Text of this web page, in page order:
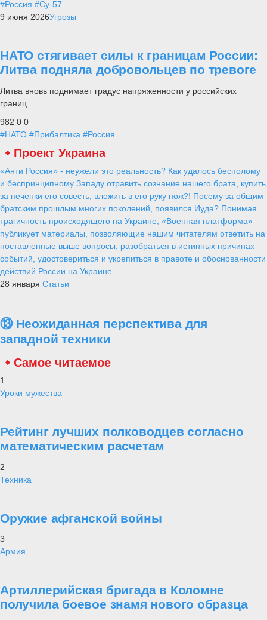
#Россия #Су-57
9 июня 2026Угрозы
НАТО стягивает силы к границам России:
Литва подняла добровольцев по тревоге
Литва вновь поднимает градус напряженности у российских
границ.
982 0 0
#НАТО #Прибалтика #Россия
Проект Украина
«Анти Россия» - неужели это реальность? Как удалось бесполому
и беспринципному Западу отравить сознание нашего брата, купить
за печенки его совесть, вложить в его руку нож?! Посему за общим
братским прошлым многих поколений, появился Иуда? Понимая
трагичность происходящего на Украине, «Военная платформа»
публикует материалы, позволяющие нашим читателям ответить на
поставленные выше вопросы, разобраться в истинных причинах
событий, удостовериться и укрепиться в правоте и обоснованности
действий России на Украине.
28 января Статьи
⑬ Неожиданная перспектива для
западной техники
Самое читаемое
1
Уроки мужества
Рейтинг лучших полководцев согласно
математическим расчетам
2
Техника
Оружие афганской войны
3
Армия
Артиллерийская бригада в Коломне
получила боевое знамя нового образца